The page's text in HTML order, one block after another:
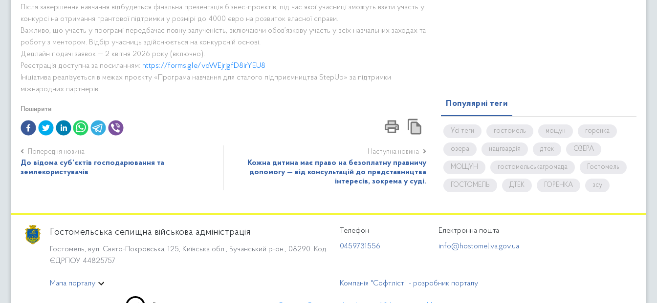
Після завершення навчання відбудеться фінальна презентація бізнес-проєктів, під час якої учасниці зможуть взяти участь у
конкурсі на отримання грантової підтримки у розмірі до 4000 євро на розвиток власної справи.
Важливо, що участь у програмі передбачає повну залученість, включаючи обов’язкову участь у всіх навчальних заходах та
роботу з ментором. Відбір учасниць здійснюється на конкурсній основі.
Дедлайн подачі заявок — 2 квітня 2026 року (включно).
Реєстрація доступна за посиланням: https://forms.gle/voWEjrjgfD8irYEU8
Ініціатива реалізується в межах проєкту «Програма навчання для сталого підприємництва StepUp» за підтримки
міжнародних партнерів.
Поширити
Попередня новина
До відома суб’єктів господарювання та
землекористувачів
Наступна новина
Кожна дитина має право на безоплатну правничу
допомогу — від консультацій до представництва
інтересів, зокрема у суді.
Популярні теги
Усі теги гостомель мощун горенка
озера нацгвардія дтек ОЗЕРА
МОЩУН гостомельськагромада Гостомель
ГОСТОМЕЛЬ ДТЕК ГОРЕНКА зсу
Гостомельська селищна військова адміністрація
Гостомель, вул. Свято-Покровська, 125, Київська обл., Бучанський р-он., 08290. Код
ЄДРПОУ 44825757
Телефон
0459731556
Електронна пошта
info@hostomel.va.gov.ua
Мапа порталу Компанія "Софтліст" - розробник порталу